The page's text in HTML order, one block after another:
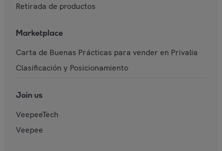
Retirada de productos
Marketplace
Carta de Buenas Prácticas para vender en Privalia
Clasificación y Posicionamiento
Join us
VeepeeTech
Veepee